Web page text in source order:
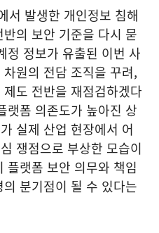
서 발생한 개인정보 침해
의 보안 기준을 다시 묻
정 정보가 유출된 이번 사
원의 전담 조직을 꾸려,
도 전반을 재점검하겠다
랫폼 의존도가 높아진 상
실제 산업 현장에서 어
쟁점으로 부상한 모습이
플랫폼 보안 의무와 책임
분기점이 될 수 있다는